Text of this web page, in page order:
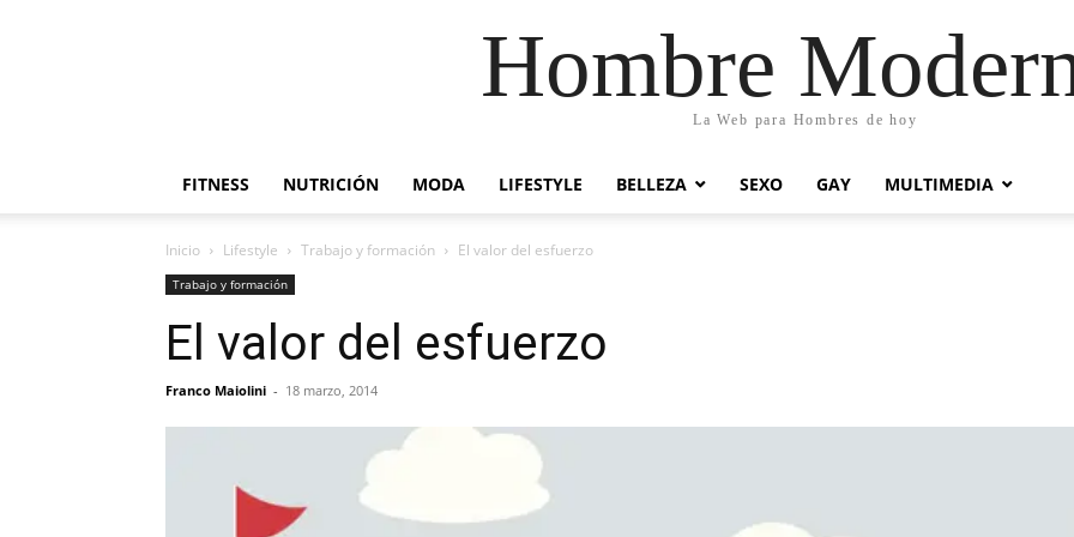
Hombre
La Web para Hombres de hoy
FITNESS NUTRICIÓN MODA LIFESTYLE BELLEZA SEXO GAY MULTIMEDIA
Inicio Lifestyle Trabajo y formación El valor del esfuerzo
Trabajo y formación
El valor del esfuerzo
Franco Maiolini - 18 marzo, 2014